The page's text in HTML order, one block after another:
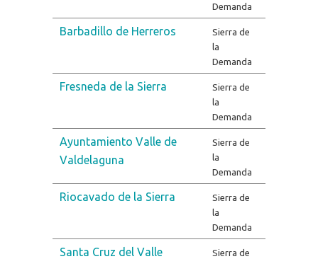
Demanda
Barbadillo de Herreros
Sierra de
la
Demanda
Fresneda de la Sierra
Sierra de
la
Demanda
Ayuntamiento Valle de
Valdelaguna
Sierra de
la
Demanda
Riocavado de la Sierra
Sierra de
la
Demanda
Santa Cruz del Valle
Sierra de